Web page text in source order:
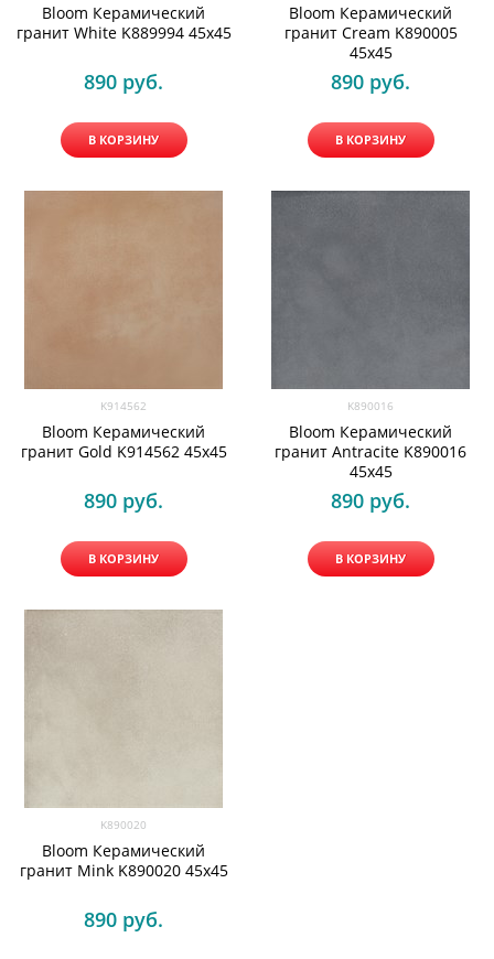
Bloom Керамический
гранит White K889994 45х45
890 руб.
В КОРЗИНУ
Bloom Керамический
гранит Cream K890005
45х45
890 руб.
В КОРЗИНУ
K914562
Bloom Керамический
гранит Gold K914562 45х45
890 руб.
В КОРЗИНУ
K890016
Bloom Керамический
гранит Antracite K890016
45х45
890 руб.
В КОРЗИНУ
K890020
Bloom Керамический
гранит Mink K890020 45х45
890 руб.